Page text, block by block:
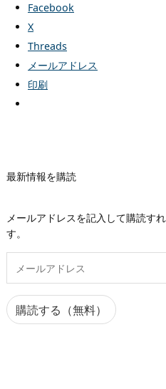
Facebook
X
Threads
メールアドレス
印刷
最新情報を購読
メールアドレスを記入して購読す
す。
ア
ド
購読する（無料）